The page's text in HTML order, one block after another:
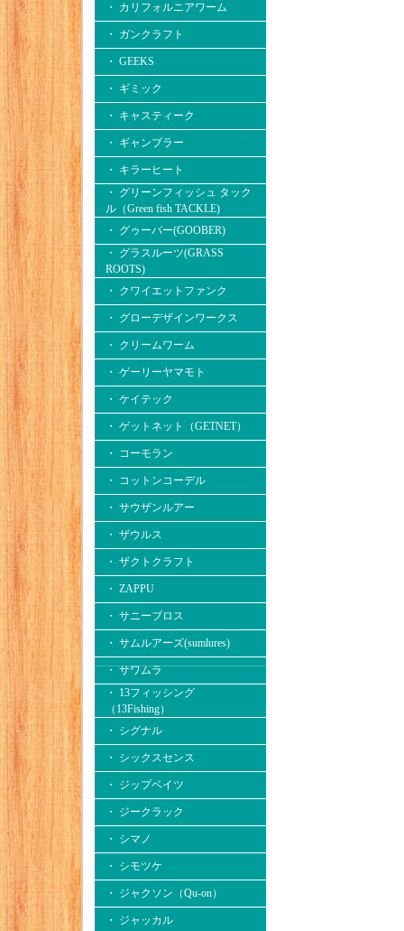
・ カリフォルニアワーム
・ ガンクラフト
・ GEEKS
・ ギミック
・ キャスティーク
・ ギャンブラー
・ キラーヒート
・ グリーンフィッシュ タック
ル（Green fish TACKLE)
・ グゥーバー(GOOBER)
・ グラスルーツ(GRASS
ROOTS)
・ クワイエットファンク
・ グローデザインワークス
・ クリームワーム
・ ゲーリーヤマモト
・ ケイテック
・ ゲットネット（GETNET）
・ コーモラン
・ コットンコーデル
・ サウザンルアー
・ ザウルス
・ ザクトクラフト
・ ZAPPU
・ サニーブロス
・ サムルアーズ(sumlures)
・ サワムラ
・ 13フィッシング
（13Fishing）
・ シグナル
・ シックスセンス
・ ジップベイツ
・ ジークラック
・ シマノ
・ シモツケ
・ ジャクソン（Qu-on）
・ ジャッカル